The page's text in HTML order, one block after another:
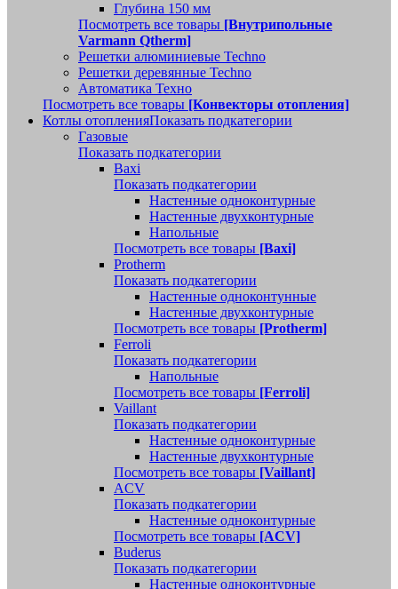
Глубина 150 мм
Посмотреть все товары [Внутрипольные
Varmann Qtherm]
Решетки алюминиевые Techno
Решетки деревянные Techno
Автоматика Техно
Посмотреть все товары [Конвекторы отопления]
Котлы отопленияПоказать подкатегории
Газовые
Показать подкатегории
Baxi
Показать подкатегории
Настенные одноконтурные
Настенные двухконтурные
Напольные
Посмотреть все товары [Baxi]
Protherm
Показать подкатегории
Настенные одноконтунные
Настенные двухконтурные
Посмотреть все товары [Protherm]
Ferroli
Показать подкатегории
Напольные
Посмотреть все товары [Ferroli]
Vaillant
Показать подкатегории
Настенные одноконтурные
Настенные двухконтурные
Посмотреть все товары [Vaillant]
ACV
Показать подкатегории
Настенные одноконтурные
Посмотреть все товары [ACV]
Buderus
Показать подкатегории
Настенные одноконтурные